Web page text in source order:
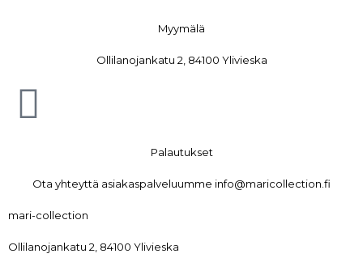
Myymälä
Ollilanojankatu 2, 84100 Ylivieska
Palautukset
Ota yhteyttä asiakaspalveluumme info@maricollection.fi
mari-collection
Ollilanojankatu 2, 84100 Ylivieska